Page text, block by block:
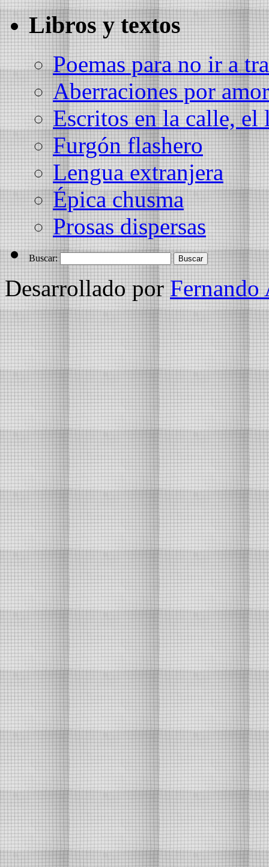
Libros y textos
Poemas para no ir a
Aberraciones por amor
Escritos en la calle, el
Furgón flashero
Lengua extranjera
Épica chusma
Prosas dispersas
Buscar:
Desarrollado porFernando